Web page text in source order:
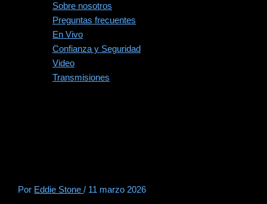
Sobre nosotros
Preguntas frecuentes
En Vivo
Confianza y Seguridad
Video
Transmisiones
Por Eddie Stone/ 11 marzo 2026